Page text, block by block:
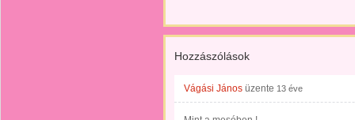
Hozzászólások
Vágási János üzente 13 éve